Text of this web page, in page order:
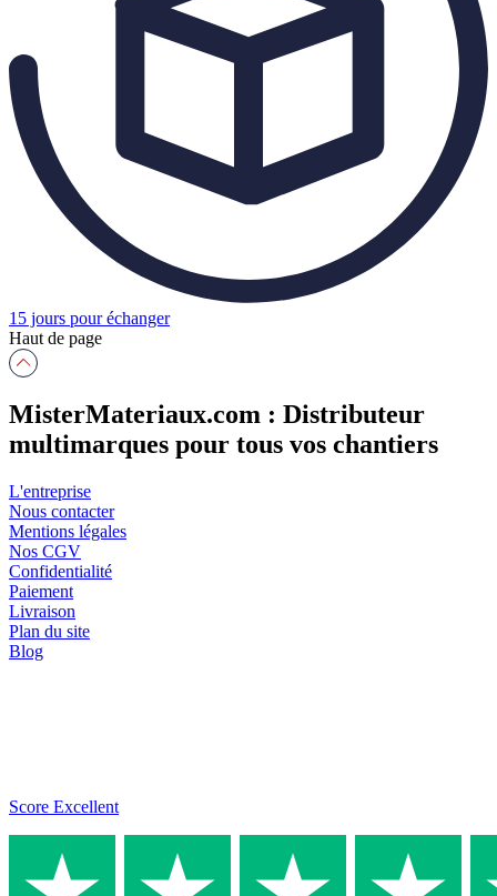
15 jours pour échanger
Haut de page
MisterMateriaux.com : Distributeur
multimarques pour tous vos chantiers
L'entreprise
Nous contacter
Mentions légales
Nos CGV
Confidentialité
Paiement
Livraison
Plan du site
Blog
Score Excellent